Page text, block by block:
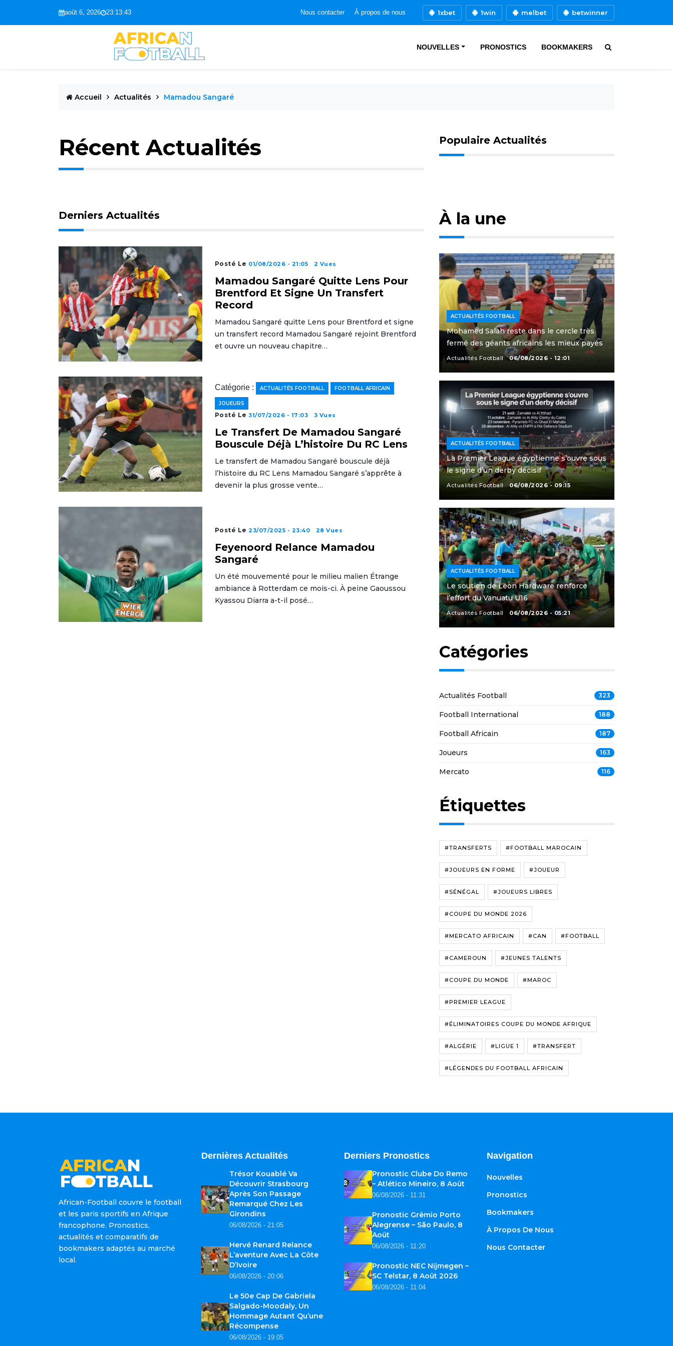
août 6, 2026 23:13:44 Nous contacter À propos de nous 1xbet 1win melbet betwinner
NOUVELLES PRONOSTICS BOOKMAKERS
Accueil Actualités Mamadou Sangaré
Récent Actualités Populaire Actualités
Derniers Actualités
Posté Le 01/08/2026 - 21:05 2 Vues
Mamadou Sangaré Quitte Lens Pour
Brentford Et Signe Un Transfert
Record
Mamadou Sangaré quitte Lens pour Brentford et signe
un transfert record Mamadou Sangaré rejoint Brentford
et ouvre un nouveau chapitre…
Catégorie : ACTUALITÉS FOOTBALL FOOTBALL AFRICAIN
JOUEURS
Posté Le31/07/2026 - 17:03 3 Vues
Le Transfert De Mamadou Sangaré
Bouscule Déjà L’histoire Du RC Lens
Le transfert de Mamadou Sangaré bouscule déjà
l’histoire du RC Lens Mamadou Sangaré s’apprête à
devenir la plus grosse vente…
Posté Le23/07/2025 - 23:40 28 Vues
Feyenoord Relance Mamadou
Sangaré
Un été mouvementé pour le milieu malien Étrange
ambiance à Rotterdam ce mois-ci. À peine Gaoussou
Kyassou Diarra a-t-il posé…
À la une
ACTUALITÉS FOOTBALL
Mohamed Salah reste dans le cercle très
fermé des géants africains les mieux payés
Actualités Football 06/08/2026 - 12:01
ACTUALITÉS FOOTBALL
La Premier League égyptienne s’ouvre sous
le signe d’un derby décisif
Actualités Football 06/08/2026 - 09:15
ACTUALITÉS FOOTBALL
Le soutien de Leon Hardware renforce
l’effort du Vanuatu U16
Actualités Football 06/08/2026 - 05:21
Catégories
Actualités Football 323
Football International 188
Football Africain 187
Joueurs 163
Mercato 116
Étiquettes
#TRANSFERTS #FOOTBALL MAROCAIN
#JOUEURS EN FORME #JOUEUR
#SÉNÉGAL #JOUEURS LIBRES
#COUPE DU MONDE 2026
#MERCATO AFRICAIN #CAN #FOOTBALL
#CAMEROUN #JEUNES TALENTS
#COUPE DU MONDE #MAROC
#PREMIER LEAGUE
#ÉLIMINATOIRES COUPE DU MONDE AFRIQUE
#ALGÉRIE #LIGUE 1 #TRANSFERT
#LÉGENDES DU FOOTBALL AFRICAIN
African-Football couvre le football
et les paris sportifs en Afrique
francophone. Pronostics,
actualités et comparatifs de
bookmakers adaptés au marché
local.
Dernières Actualités
Trésor Kouablé Va
Découvrir Strasbourg
Après Son Passage
Remarqué Chez Les
Girondins
06/08/2026 - 21:05
Hervé Renard Relance
L’aventure Avec La Côte
D’Ivoire
06/08/2026 - 20:06
Le 50e Cap De Gabriela
Salgado-Moodaly, Un
Hommage Autant Qu’une
Récompense
06/08/2026 - 19:05
Derniers Pronostics
Pronostic Clube Do Remo
– Atlético Mineiro, 8 Août
06/08/2026 - 11:31
Pronostic Grêmio Porto
Alegrense – São Paulo, 8
Août
06/08/2026 - 11:20
Pronostic NEC Nijmegen –
SC Telstar, 8 Août 2026
06/08/2026 - 11:04
Navigation
Nouvelles
Pronostics
Bookmakers
À Propos De Nous
Nous Contacter